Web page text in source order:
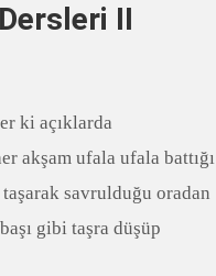
II
ki açıklarda
akşam ufala ufala battığı
taşarak savrulduğu oradan
gibi taşra düşüp